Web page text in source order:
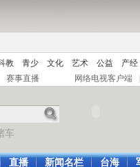
教 青少 文化 艺术 公益 产经
赛事直播 网络电视客户端 |
车
直播 新闻名栏 台海